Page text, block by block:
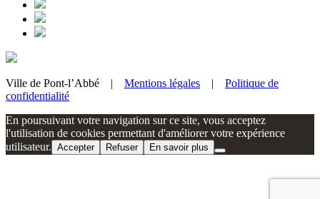
Ville de Pont-l’Abbé | Mentions légales | Politique de
confidentialité
En poursuivant votre navigation sur ce site, vous acceptez
l'utilisation de cookies permettant d'améliorer votre expérience
utilisateur. Accepter Refuser En savoir plus